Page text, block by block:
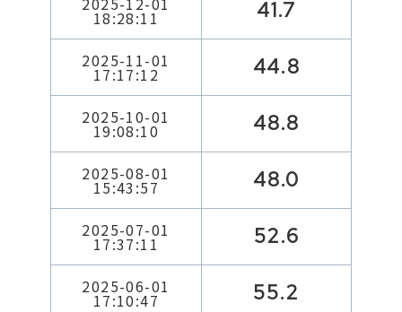
18:28:11 41.7
2025-11-01
17:17:12 44.8
2025-10-01
19:08:10 48.8
2025-08-01
15:43:57 48.0
2025-07-01
17:37:11 52.6
2025-06-01
17:10:47 55.2